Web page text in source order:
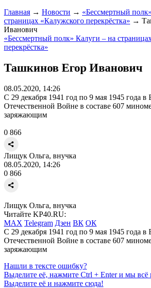
Главная → Новости → «Бессмертный
страницах «Калужского перекрёстка» →
Иванович
«Бессмертный полк» Калуги – на
перекрёстка»
Ташкинов Егор Иванович
08.05.2020, 14:26
С 29 декабря 1941 год по 9 мая 1945 года в
Отечественной Войне в составе 607
заряжающим
0 866
Лищук Ольга, внучка
08.05.2020, 14:26
0 866
Лищук Ольга, внучка
Читайте KP40.RU:
MAX Telegram Дзен ВК ОК
С 29 декабря 1941 год по 9 мая 1945 года в
Отечественной Войне в составе 607
заряжающим
Нашли в тексте ошибку?
Выделите её, нажмите Ctrl + Enterи мы всё
Выделите её и нажмите сюда!